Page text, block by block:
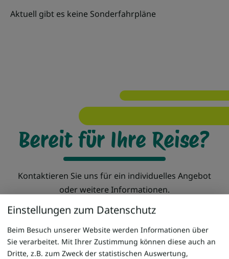
Aktuell gibt es keine Sonderfahrpläne
Bereit für Ihre Reise?
Kontaktieren Sie uns für ein individuelles Angebot
oder weitere Informationen.
Einstellungen zum Datenschutz
Beim Besuch unserer Website werden Informationen über
Sie verarbeitet. Mit Ihrer Zustimmung können diese auch an
Dritte, z.B. zum Zweck der statistischen Auswertung,